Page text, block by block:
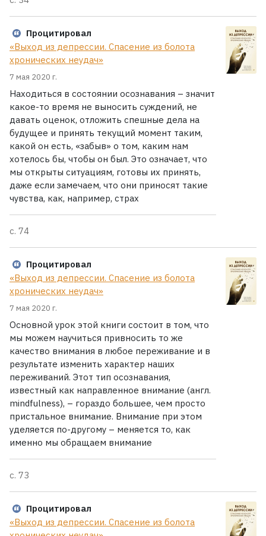
Процитировал
«Выход из депрессии. Спасение из болота
хронических неудач»
7 мая 2020 г.
Находиться в состоянии осознавания – значит
какое-то время не выносить суждений, не
давать оценок, отложить спешные дела на
будущее и принять текущий момент таким,
какой он есть, «забыв» о том, каким нам
хотелось бы, чтобы он был. Это означает, что
мы открыты ситуациям, готовы их принять,
даже если замечаем, что они приносят такие
чувства, как, например, страх
с. 74
Процитировал
«Выход из депрессии. Спасение из болота
хронических неудач»
7 мая 2020 г.
Основной урок этой книги состоит в том, что
мы можем научиться привносить то же
качество внимания в любое переживание и в
результате изменить характер наших
переживаний. Этот тип осознавания,
известный как направленное внимание (англ.
mindfulness), – гораздо большее, чем просто
пристальное внимание. Внимание при этом
уделяется по-другому – меняется то, как
именно мы обращаем внимание
с. 73
Процитировал
«Выход из депрессии. Спасение из болота